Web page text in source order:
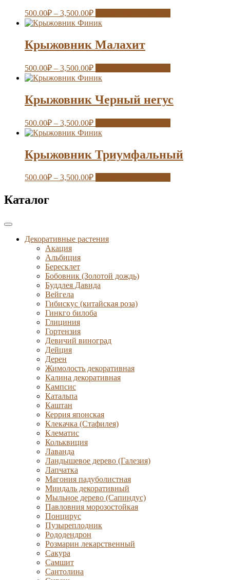
500.00₽ – 3,500.00₽
Крыжовник Малахит
500.00₽ – 3,500.00₽
Крыжовник Черный негус
500.00₽ – 3,500.00₽
Крыжовник Триумфальный
500.00₽ – 3,500.00₽
Каталог
Декоративные растения
Акация
Альбиция
Бересклет
Бобовник (Золотой дождь)
Буддлея Давида
Вейгела
Гибискус (китайская роза)
Гинкго билоба
Глициния
Гортензия
Девичий виноград
Дейция
Дерен
Жимолость декоративная
Калина декоративная
Кампсис
Катальпа
Каштан
Керрия японская
Клекачка (Стафилея)
Клематис
Кольквиция
Лаванда
Ландышевое дерево (Галезия)
Лапчатка
Магония падуболистная
Миндаль декоративный
Мыльное дерево (Сапиндус)
Павловния морозостойкая
Понцирус
Пузыреплодник
Рододендрон
Розмарин лекарственный
Сакура
Самшит
Сантолина